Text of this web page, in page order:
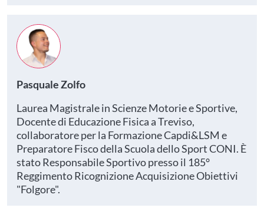
Pasquale Zolfo
Laurea Magistrale in Scienze Motorie e Sportive,
Docente di Educazione Fisica a Treviso,
collaboratore per la Formazione Capdi&LSM e
Preparatore Fisco della Scuola dello Sport CONI. È
stato Responsabile Sportivo presso il 185°
Reggimento Ricognizione Acquisizione Obiettivi
"Folgore".